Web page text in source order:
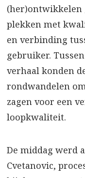
(her)ontwikkelen
plekken met
en verbinding
gebruiker.
verhaal konden
rondwandelen
zagen voor een
loopkwaliteit.
De middag werd
Cvetanovic,